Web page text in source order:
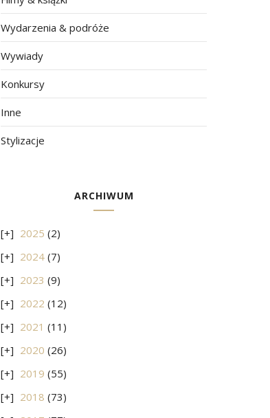
Wydarzenia & podróże
Wywiady
Konkursy
Inne
Stylizacje
ARCHIWUM
2025 (2)
2024 (7)
2023 (9)
2022 (12)
2021 (11)
2020 (26)
2019 (55)
2018 (73)